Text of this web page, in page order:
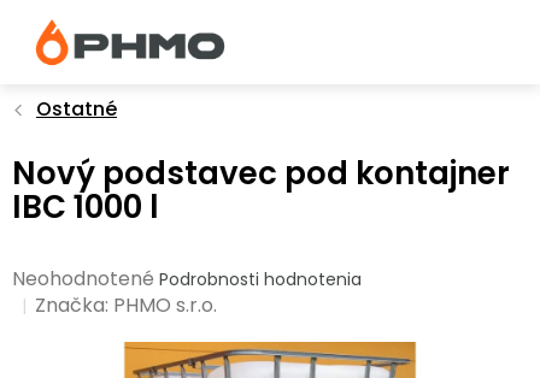
obsah
Ostatné
Nový podstavec pod kontajner
IBC 1000 l
Priemerné
hodnotenie
Neohodnotené Podrobnosti hodnotenia
Značka: PHMO s.r.o.